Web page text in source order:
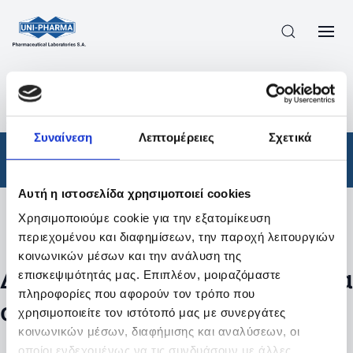
Συναίνεση Λεπτομέρειες Σχετικά
Αυτή η ιστοσελίδα χρησιμοποιεί cookies
Χρησιμοποιούμε cookie για την εξατομίκευση
περιεχομένου και διαφημίσεων, την παροχή λειτουργιών
κοινωνικών μέσων και την ανάλυση της
επισκεψιμότητάς μας. Επιπλέον, μοιραζόμαστε
πληροφορίες που αφορούν τον τρόπο που
χρησιμοποιείτε τον ιστότοπό μας με συνεργάτες
κοινωνικών μέσων, διαφήμισης και αναλύσεων, οι
οποίοι ενδεχομένως να τις συνδυάσουν με άλλες
ΠΡΟΪΟΝΤΑ
ΑΠΟΤΕΛΕΣΜΑΤΑ ΑΝΑΖΗΤΗΣΗΣ
Φάρμακα
Φίλτρα
Δεν βρέθηκαν προϊόντα με τα
συγκεκριμένα φίλτρα